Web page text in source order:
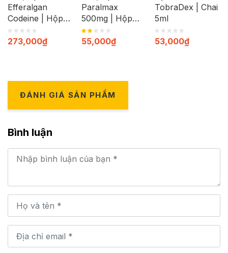
Efferalgan
Codeine | Hộp
40 viên
273,000₫
Paralmax
500mg | Hộp
120 viên
55,000₫
TobraDex | Chai
5ml
53,000₫
ĐÁNH GIÁ SẢN PHẨM
Bình luận